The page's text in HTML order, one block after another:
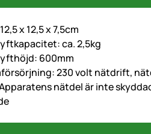
x 12,5 x 7,5cm
ca. 2,5kg
600mm
230 volt nätdrift,
nätdel är inte